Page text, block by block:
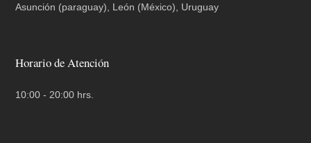
Asunción (paraguay), León (México), Uruguay
Horario de Atención
10:00 - 20:00 hrs.